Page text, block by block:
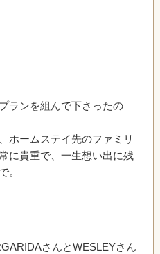
ランを組んで下さったの
ホームステイ先のファミリ
に貴重で、一生想い出に残
。
さんとWESLEYさん